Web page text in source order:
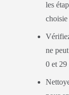
les
choisie
ne
0 et 29